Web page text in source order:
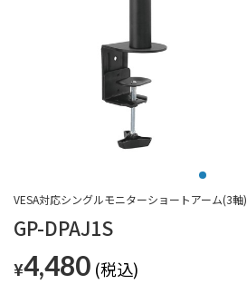
GP-DPAJ1S
VESA対応シングルモニターショートアーム(3軸)
¥4,480